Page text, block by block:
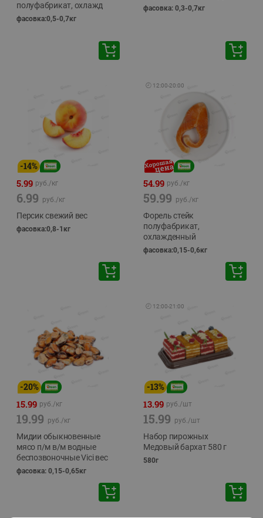
полуфабрикат, охлажд
фасовка:0,5-0,7кг
фасовка: 0,3-0,7кг
-14%
5.99 руб./кг
6.99 руб./кг
Персик свежий вес
фасовка:0,8-1кг
🕘 12:00-20:00
54.99 руб./кг
59.99 руб./кг
Форель стейк
полуфабрикат,
охлажденный
фасовка:0,15-0,6кг
-20%
15.99 руб./кг
19.99 руб./кг
Мидии обыкновенные
мясо п/м в/м водные
беспозвоночные Vici вес
фасовка: 0,15-0,65кг
🕘 12:00-21:00
-13%
13.99 руб./шт
15.99 руб./шт
Набор пирожных
Медовый бархат 580 г
580г